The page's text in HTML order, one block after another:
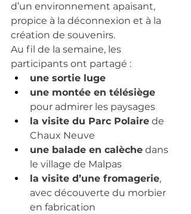
d’un environnement apaisant,
propice à la déconnexion et à la
création de souvenirs.
Au fil de la semaine, les
participants ont partagé :
une sortie luge
une montée en télésiège
pour admirer les paysages
la visite du Parc Polaire de
Chaux Neuve
une balade en calèche dans
le village de Malpas
la visite d’une fromagerie,
avec découverte du morbier
en fabrication